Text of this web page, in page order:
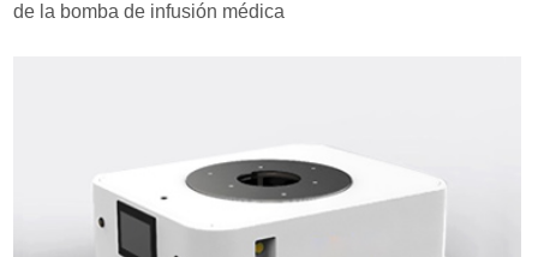
de la bomba de infusión médica